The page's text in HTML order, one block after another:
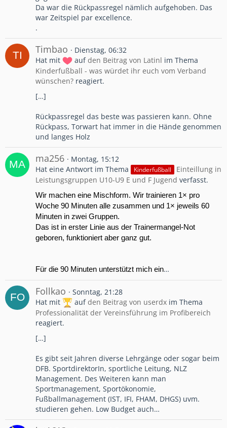
Da war die Rückpassregel nämlich aufgehoben. Das
war Zeitspiel par excellence.
.
Timbao
Dienstag, 06:32
Hat mit
aufden Beitrag von Latinl im Thema
Kinderfußball - was würdet ihr euch vom Verband
wünschen? reagiert.
[…]
Rückpassregel das beste was passieren kann. Ohne
Rückpass, Torwart hat immer in die Hände genommen
und langes Holz
ma256
Montag, 15:12
Hat eine Antwort im Thema
Kinderfußball
Einteillung in
Leistungsgruppen U10-U9 E und F Jugend verfasst.
Wir machen eine Mischform. Wir trainieren 1× pro
Woche 90 Minuten alle zusammen und 1× jeweils 60
Minuten in zwei Gruppen.
Das ist in erster Linie aus der Trainermangel-Not
geboren, funktioniert aber ganz gut.
Für die 90 Minuten unterstützt mich ein…
Follkao
Sonntag, 21:28
Hat mit
aufden Beitrag von userdx im Thema
Professionalität der Vereinsführung im Profibereich
reagiert.
[…]
Es gibt seit Jahren diverse Lehrgänge oder sogar beim
DFB. SportdirektorIn, sportliche Leitung, NLZ
Management. Des Weiteren kann man
Sportmanagement, Sportökonomie,
Fußballmanagement (IST, IFI, FHAM, DHGS) uvm.
studieren gehen. Low Budget auch…